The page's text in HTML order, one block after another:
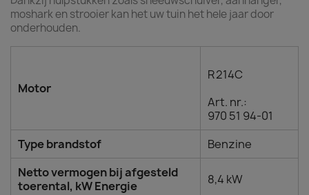
moshark en strooier kan het uw tuin het hele jaar door
onderhouden.
Motor
R 214C
Art. nr.:
970 51 94‑01
Type brandstof
Benzine
Netto vermogen bij afgesteld
toerental, kW Energie
8,4 kW